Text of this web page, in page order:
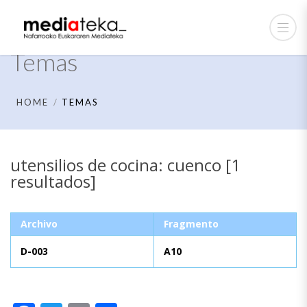
Temas
HOME TEMAS
utensilios de cocina: cuenco [1
resultados]
Archivo Fragmento
D-003 A10